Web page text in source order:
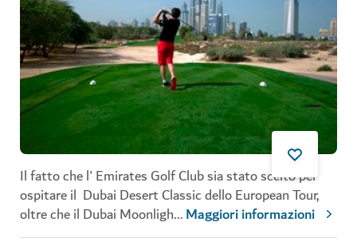
Il fatto che l'Emirates Golf Clubsia stato scelto per
ospitare il Dubai Desert Classicdello European Tour,
oltre che il Dubai Moonligh...Maggiori informazioni